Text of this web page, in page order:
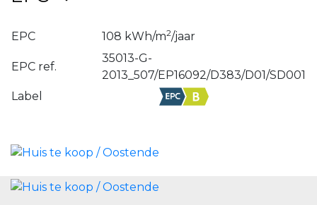
ventilatiesysteem, regenwaterput van 7.000
Liter, zonnescreens en rolluiken.
Ook buiten is het aangenaam vertoeven. De
woning beschikt over een verzorgde, zonnig
genieten van het buitenleven. Dankzij het
halfopen karakter geniet u bovendien van extra
private oprit vormt een bijkomende praktische
EPC 108 kWh/m2/jaar
EPC ref.
35013-G-
2013_507/EP16092/D383/D01/SD001
Label